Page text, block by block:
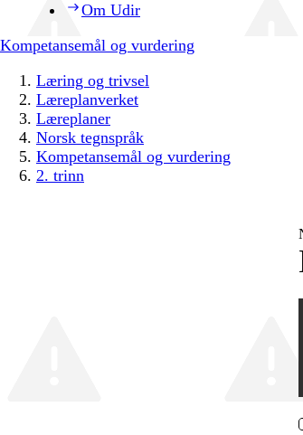
Om Udir
Kompetansemål og vurdering
Læring og trivsel
Læreplanverket
Læreplaner
Norsk tegnspråk
Kompetansemål og vurdering
2. trinn